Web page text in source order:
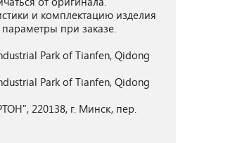
и комплектацию изделия
при заказе.
Park of Tianfen, Qidong
Park of Tianfen, Qidong
220138, г. Минск, пер.